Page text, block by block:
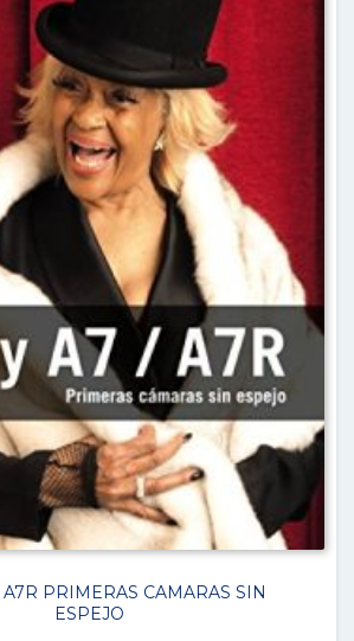
PRIMERAS CAMARAS SIN
ESPEJO